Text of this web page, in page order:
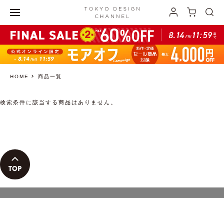
HOME 商品一覧
検索条件に該当する商品はありません。